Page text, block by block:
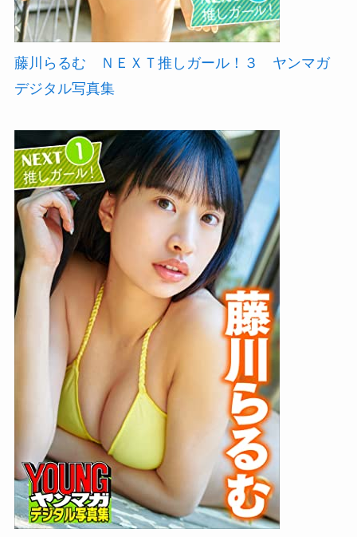
藤川らるむ ＮＥＸＴ推しガール！３ ヤンマガ
デジタル写真集